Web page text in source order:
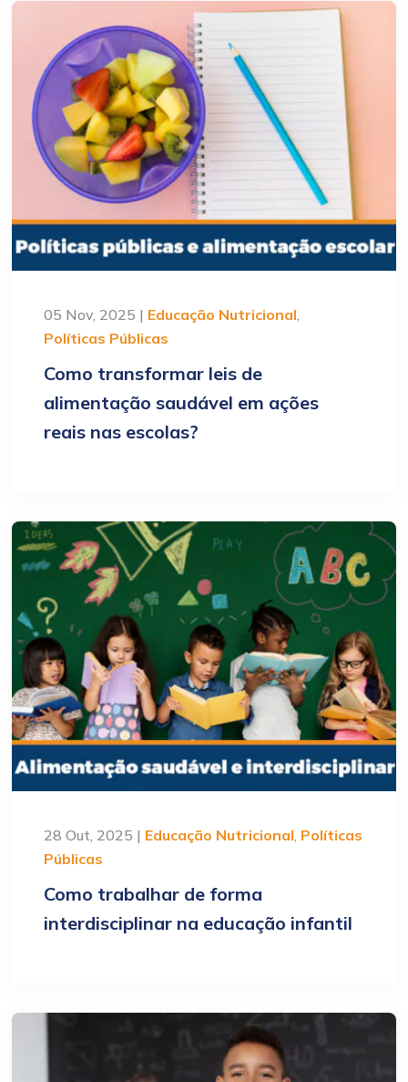
05 Nov, 2025 | Educação Nutricional,
Políticas Públicas
Como transformar leis de
alimentação saudável em ações
reais nas escolas?
28 Out, 2025 | Educação Nutricional, Políticas
Públicas
Como trabalhar de forma
interdisciplinar na educação infantil